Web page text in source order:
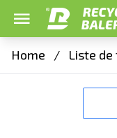
Home / Liste